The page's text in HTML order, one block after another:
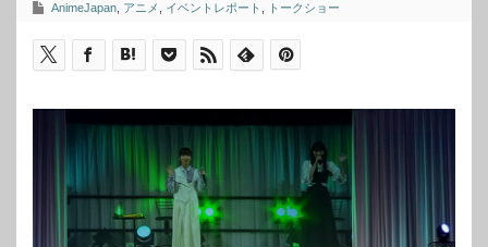
AnimeJapan アニメ イベントレポート トークショー